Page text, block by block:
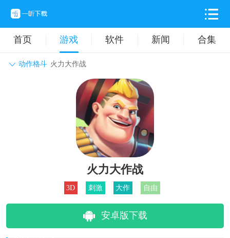
首页 游戏 软件 新闻 合集
动作格斗 火力大作战
动作格斗 休闲益智
卡牌对战 音乐舞蹈
挂机养成
火力大作战
3D 刺激 大作 自由
安卓版下载